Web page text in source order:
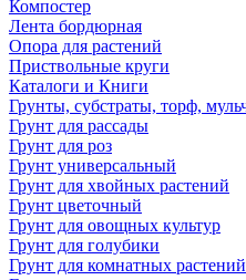
Компостер
Лента бордюрная
Опора для растений
Приствольные круги
Каталоги и Книги
Грунты, субстраты, торф,
Грунт для рассады
Грунт для роз
Грунт универсальный
Грунт для хвойных растений
Грунт цветочный
Грунт для овощных культур
Грунт для голубики
Грунт для комнатных растений